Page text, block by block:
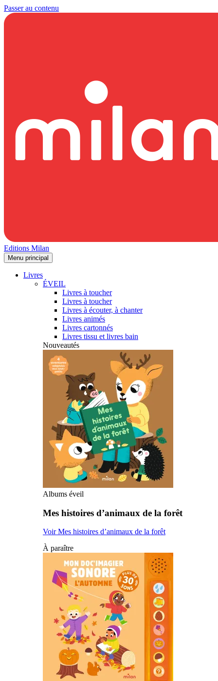
Passer au contenu
Editions Milan
Menu principal
Livres
ÉVEIL
Livres à toucher
Livres à toucher
Livres à écouter, à chanter
Livres animés
Livres cartonnés
Livres tissu et livres bain
Nouveautés
Albums éveil
Mes histoires d’animaux de la forêt
Voir Mes histoires d’animaux de la forêt
À paraître